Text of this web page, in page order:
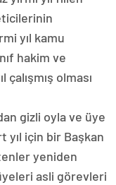
yıl kamu
hakim ve
çalışmış olması
gizli oyla ve üye
yıl için bir Başkan
yeniden
asli görevleri